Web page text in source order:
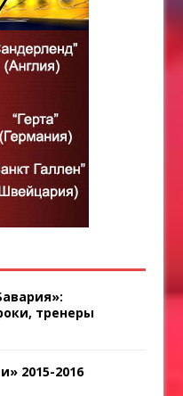
тренеры
2015-2016